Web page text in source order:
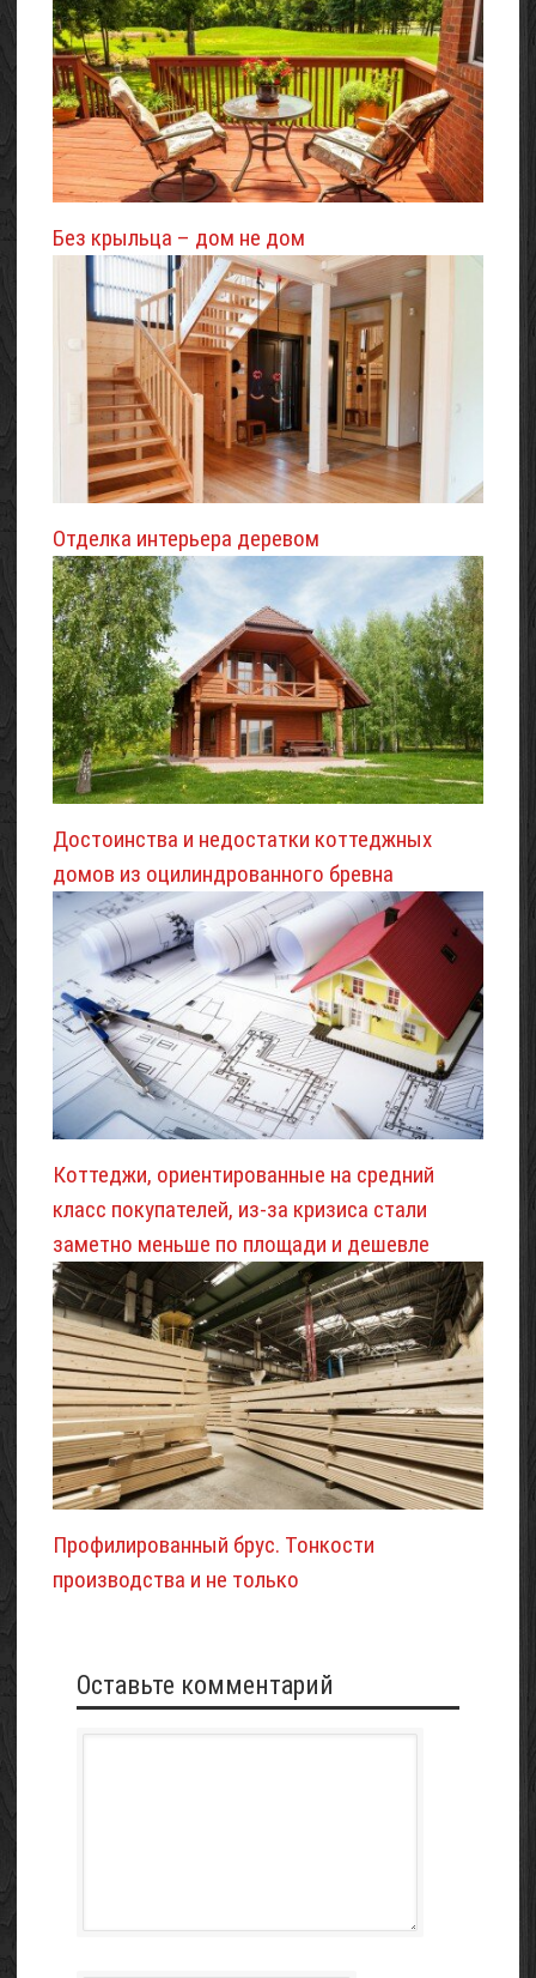
Без крыльца – дом не дом
Отделка интерьера деревом
Достоинства и недостатки коттеджных
домов из оцилиндрованного бревна
Коттеджи, ориентированные на средний
класс покупателей, из-за кризиса стали
заметно меньше по площади и дешевле
Профилированный брус. Тонкости
производства и не только
Оставьте комментарий